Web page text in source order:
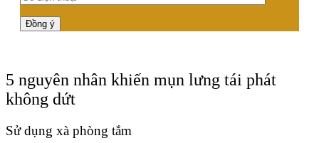
5 nguyên nhân khiến mụn lưng tái phát
không dứt
Sử dụng xà phòng tắm